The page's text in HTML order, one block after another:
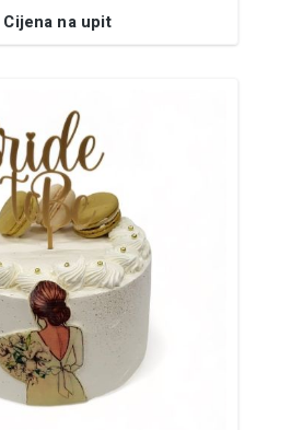
Cijena na upit